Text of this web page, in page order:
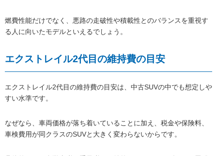
燃費性能だけでなく、悪路の走破性や積載性とのバランスを重視す
る人に向いたモデルといえるでしょう。
エクストレイル2代目の維持費の目安
エクストレイル2代目の維持費の目安は、中古SUVの中でも想定しや
すい水準です。
なぜなら、車両価格が落ち着いていることに加え、税金や保険料、
車検費用が同クラスのSUVと大きく変わらないからです。